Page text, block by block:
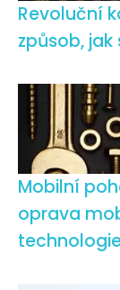
Revoluční
způsob,
Mobilní
oprava